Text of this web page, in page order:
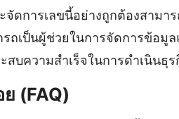
ดการเลขนี้อย่างถูกต้องสาม
ถเป็นผู้ช่วยในการจัดการข้อมูล
บความสำเร็จในการดำเนินธุร
(FAQ)